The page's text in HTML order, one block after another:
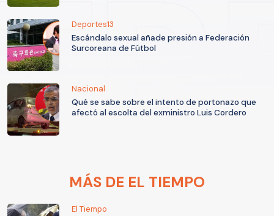
Deportes13
Escándalo sexual añade presión a Federación
Surcoreana de Fútbol
Nacional
Qué se sabe sobre el intento de portonazo que
afectó al escolta del exministro Luis Cordero
MÁS DE EL TIEMPO
El Tiempo